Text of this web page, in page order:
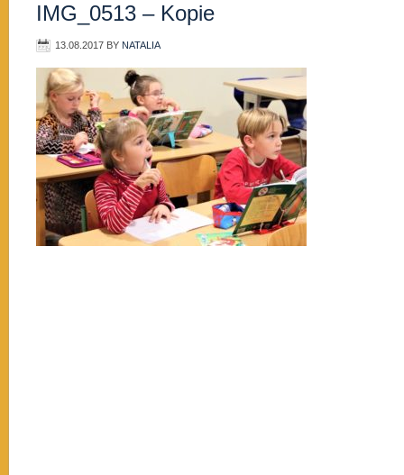
IMG_0513 – Kopie
13.08.2017 BY NATALIA